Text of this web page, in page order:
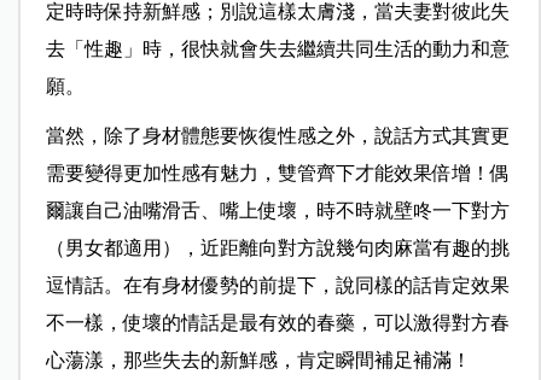
定時時保持新鮮感；別說這樣太膚淺，當夫妻對彼此失
去「性趣」時，很快就會失去繼續共同生活的動力和意
願。
當然，除了身材體態要恢復性感之外，說話方式其實更
需要變得更加性感有魅力，雙管齊下才能效果倍增！偶
爾讓自己油嘴滑舌、嘴上使壞，時不時就壁咚一下對方
（男女都適用），近距離向對方說幾句肉麻當有趣的挑
逗情話。在有身材優勢的前提下，說同樣的話肯定效果
不一樣，使壞的情話是最有效的春藥，可以激得對方春
心蕩漾，那些失去的新鮮感，肯定瞬間補足補滿！